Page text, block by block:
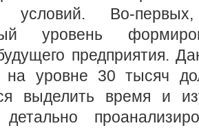
условий. Во-
уровень
предприятия.
на уровне 30 тысяч
выделить время и